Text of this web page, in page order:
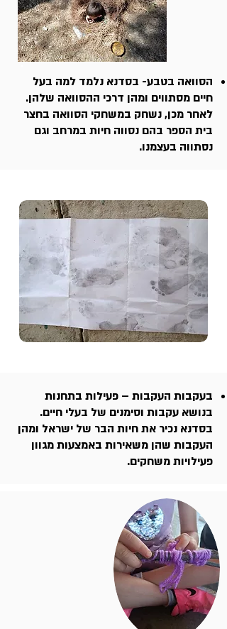
הסוואה בטבע- בסדנא נלמד למה בעל
חיים מסתווים ומהן דרכי ההסוואה שלהן.
לאחר מכן, נשחק במשחקי הסוואה בחצר
בית הספר בהם נסווה חיות במרחב וגם
נסתווה בעצמנו.
בעקבות העקבות – פעילות בתחנות
בנושא עקבות וסימנים של בעלי חיים.
בסדנא נכיר את חיות הבר של ישראל ומהן
העקבות שהן משאירות באמצעות מגוון
פעילויות משחקים.